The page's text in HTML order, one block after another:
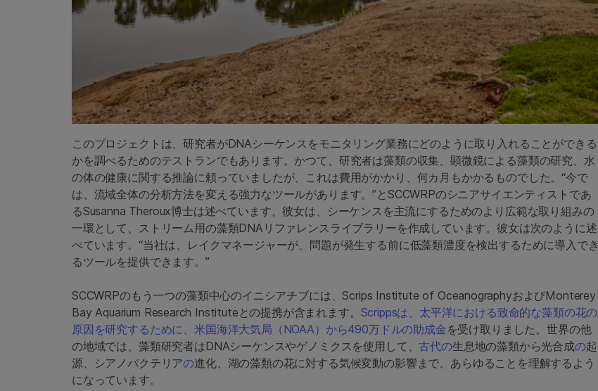
このプロジェクトは、研究者がDNAシーケンスをモニタリング業務にどのように取り入れることができる
かを調べるためのテストランでもあります。かつて、研究者は藻類の収集、顕微鏡による藻類の研究、水
の体の健康に関する推論に頼っていましたが、これは費用がかかり、何カ月もかかるものでした。“今で
は、流域全体の分析方法を変える強力なツールがあります。”とSCCWRPのシニアサイエンティストであ
るSusanna Theroux博士は述べています。彼女は、シーケンスを主流にするためのより広範な取り組みの
一環として、ストリーム用の藻類DNAリファレンスライブラリーを作成しています。彼女は次のように述
べています。“当社は、レイクマネージャーが、問題が発生する前に低藻類濃度を検出するために導入でき
るツールを提供できます。”
SCCWRPのもう一つの藻類中心のイニシアチブには、Scrips Institute of OceanographyおよびMonterey
Bay Aquarium Research Instituteとの提携が含まれます。 Scrippsは、太平洋における致命的な藻類の花の
原因を研究するために、米国海洋大気局（NOAA）から490万ドルの助成金を受け取りました。世界の他
の地域では、藻類研究者はDNAシーケンスやゲノミクスを使用して、古代の生息地の藻類から光合成の起
源、シアノバクテリアの進化、湖の藻類の花に対する気候変動の影響まで、あらゆることを理解するよう
になっています。